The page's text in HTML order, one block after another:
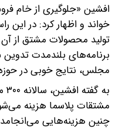
افشین «جلوگیری از خام
خواند و اظهار کرد: در این
برنامه‌های بلندمدت
مجلس، نتایج خوبی در
مشتقات پلاسما هزینه
چنین هزینه‌هایی